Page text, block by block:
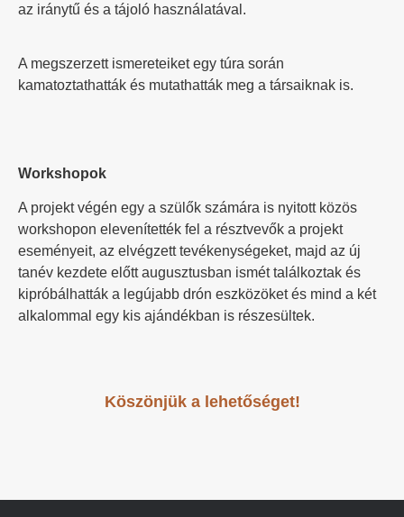
az iránytű és a tájoló használatával.
A megszerzett ismereteiket egy túra során
kamatoztathatták és mutathatták meg a társaiknak is.
Workshopok
A projekt végén egy a szülők számára is nyitott közös
workshopon elevenítették fel a résztvevők a projekt
eseményeit, az elvégzett tevékenységeket, majd az új
tanév kezdete előtt augusztusban ismét találkoztak és
kipróbálhatták a legújabb drón eszközöket és mind a két
alkalommal egy kis ajándékban is részesültek.
Köszönjük a lehetőséget!